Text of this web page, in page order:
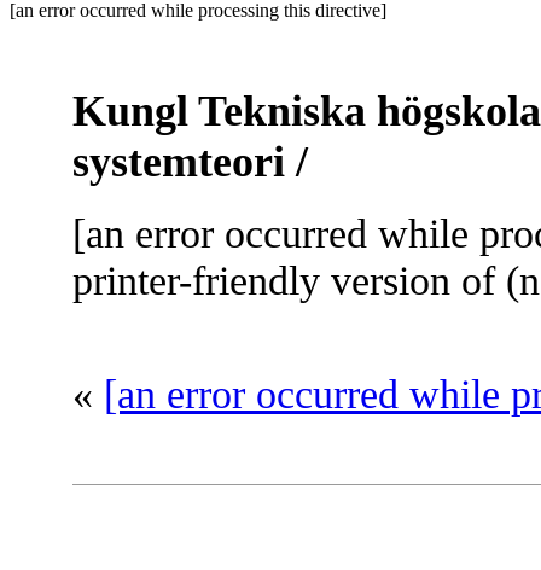
[an error occurred while processing this directive]
Kungl Tekniska
systemteori /
[an error occurred while
printer-friendly version of
« [an error occurred while